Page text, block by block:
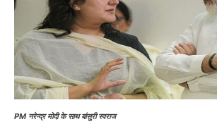
PM नरेन्द्र मोदी के साथ बांसुरी स्वराज